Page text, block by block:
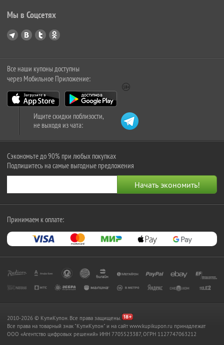
Мы в Соцсетях
Все наши купоны доступны
через Мобильное Приложение:
Ищите скидки поблизости,
не выходя из чата:
Сэкономьте до 90% при любых покупках
Подпишитесь на самые выгодные предложения
Принимаем к оплате:
2010-2026 © КупиКупон. Все права защищены.
Все права на товарный знак "КупиКупон" и на сайт www.kupikupon.ru принадлежат
OOO «Агентство цифровых решений» ИНН 7705523387, ОГРН 1127747063212